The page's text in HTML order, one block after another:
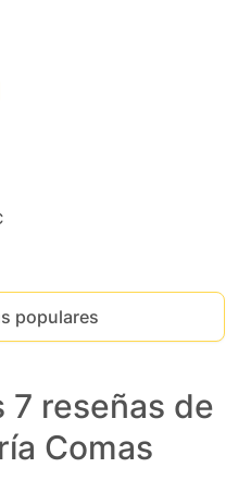
populares
7 reseñas de
Comas